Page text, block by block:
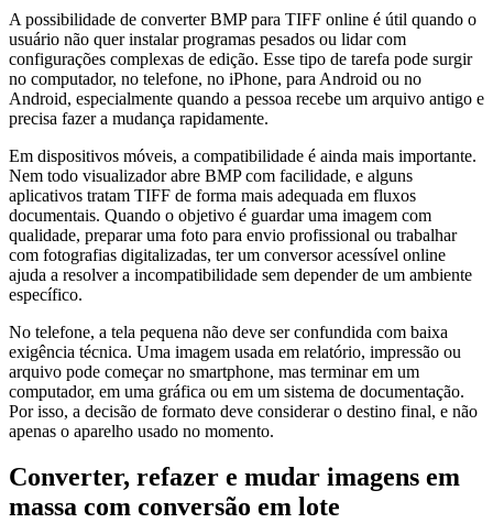
A possibilidade de converter BMP para TIFF online é útil quando o
usuário não quer instalar programas pesados ou lidar com
configurações complexas de edição. Esse tipo de tarefa pode surgir
no computador, no telefone, no iPhone, para Android ou no
Android, especialmente quando a pessoa recebe um arquivo antigo e
precisa fazer a mudança rapidamente.
Em dispositivos móveis, a compatibilidade é ainda mais importante.
Nem todo visualizador abre BMP com facilidade, e alguns
aplicativos tratam TIFF de forma mais adequada em fluxos
documentais. Quando o objetivo é guardar uma imagem com
qualidade, preparar uma foto para envio profissional ou trabalhar
com fotografias digitalizadas, ter um conversor acessível online
ajuda a resolver a incompatibilidade sem depender de um ambiente
específico.
No telefone, a tela pequena não deve ser confundida com baixa
exigência técnica. Uma imagem usada em relatório, impressão ou
arquivo pode começar no smartphone, mas terminar em um
computador, em uma gráfica ou em um sistema de documentação.
Por isso, a decisão de formato deve considerar o destino final, e não
apenas o aparelho usado no momento.
Converter, refazer e mudar imagens em
massa com conversão em lote